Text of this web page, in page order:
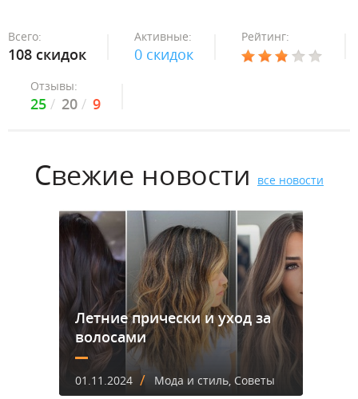
Всего:
108 скидок
Активные:
0 скидок
Рейтинг:
Отзывы:
25 20 9
Свежие новости все новости
Летние прически и уход за
волосами
01.11.2024 / Мода и стиль, Советы